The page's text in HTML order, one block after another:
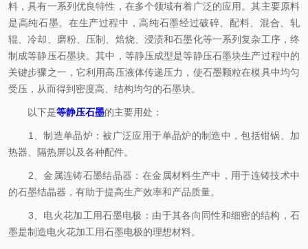
料，具有一系列优良特性，在多个领域有着广泛的应用。其主要原料
是高纯石墨。在生产过程中，高纯石墨经过破碎、配料、混合、轧
辊、冷却、磨粉、压制、焙烧、浸渍和石墨化等一系列复杂工序，终
制成等静压石墨块。其中，等静压成型是等静压石墨块生产过程中的
关键步骤之一，它利用高压液体传递压力，使石墨颗粒在模具中均匀
受压，从而得到密度高、结构均匀的石墨块。
以下是等静压石墨的主要用处：
1、制造单晶炉：被广泛应用于单晶炉的制造中，包括钳锅、加
热器、隔热屏以及各种配件。
2、金属连铸石墨结晶器：在金属材料生产中，用于连铸技术中
的石墨结晶器，有助于提高生产效率和产品质量。
3、电火花加工用石墨电极：由于其各向同性和细密的结构，石
墨是制造电火花加工用石墨电极的理想材料。